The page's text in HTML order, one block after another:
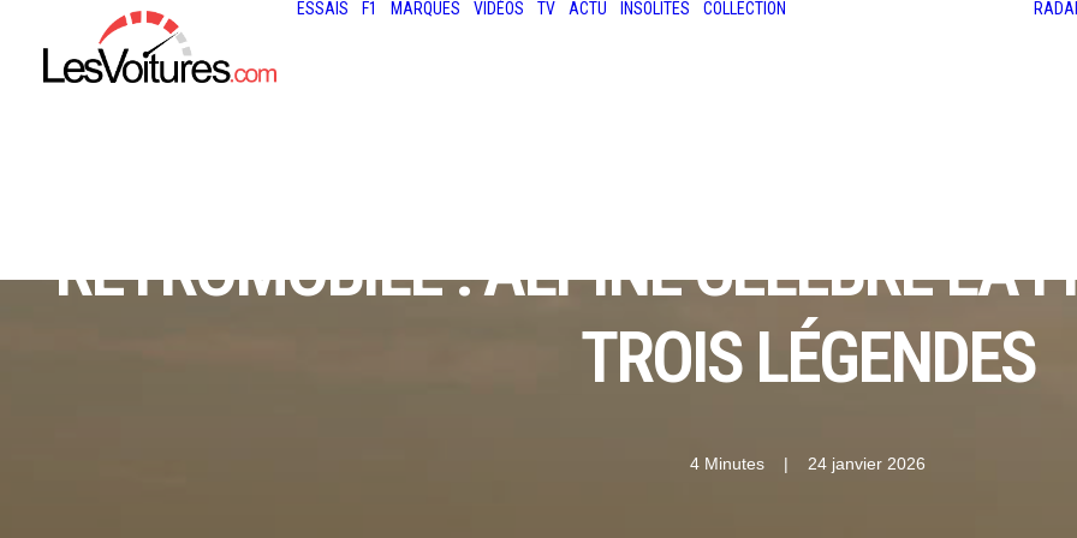
ESSAIS F1 MARQUES VIDÉOS TV ACTU INSOLITES COLLECTION
RÉTROMOBILE : ALPINE CÉLÈBRE LA
TROIS LÉGENDES
4 Minutes | 24 janvier 2026